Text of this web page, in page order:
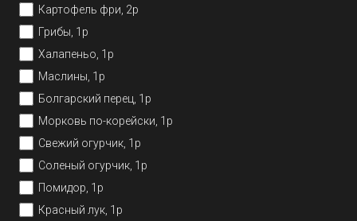
Картофель фри, 2р
Грибы, 1р
Халапеньо, 1р
Маслины, 1р
Болгарский перец, 1р
Морковь по-корейски, 1р
Свежий огурчик, 1р
Соленый огурчик, 1р
Помидор, 1р
Красный лук, 1р